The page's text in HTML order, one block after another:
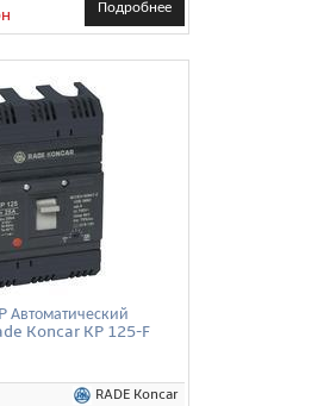
Подробнее
Автоматический
Koncar KP 125-F
RADE Koncar